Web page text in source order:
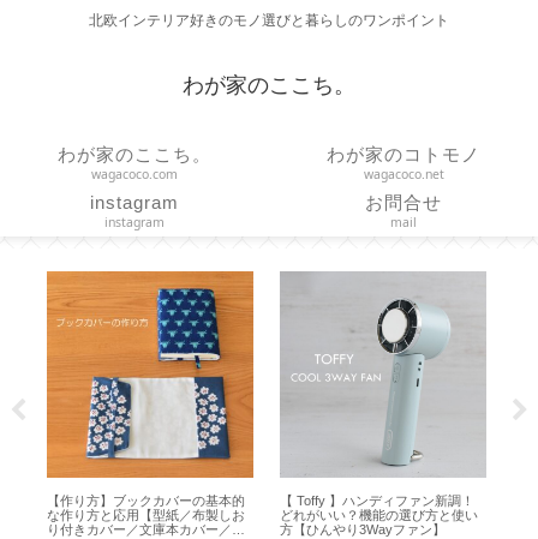
北欧インテリア好きのモノ選びと暮らしのワンポイント
わが家のここち。
わが家のここち。
wagacoco.com
わが家のコトモノ
wagacoco.net
instagram
instagram
お問合せ
mail
【作り方】ブックカバーの基本的
な作り方と応用【型紙／布製しお
り付きカバー／文庫本カバー／ハ
【 Toffy 】ハンディファン新調！
どれがいい？機能の選び方と使い
方【ひんやり3Wayファン】